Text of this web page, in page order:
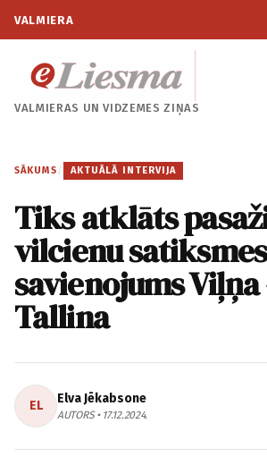
VALMIERA
VALMIERAS UNVIDZEMES ZIŅAS
SĀKUMS / AKTUĀLĀ INTERVIJA
Tiks atklāts
vilcienu satiksmes
savienojums Viļņa
Tallina
EL Elva Jēkabsone
AUTORS • 17.12.2024.